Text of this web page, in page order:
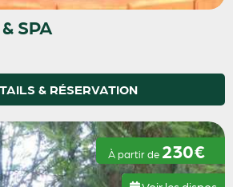
SPA
& RÉSERVATION
À partir de 230€